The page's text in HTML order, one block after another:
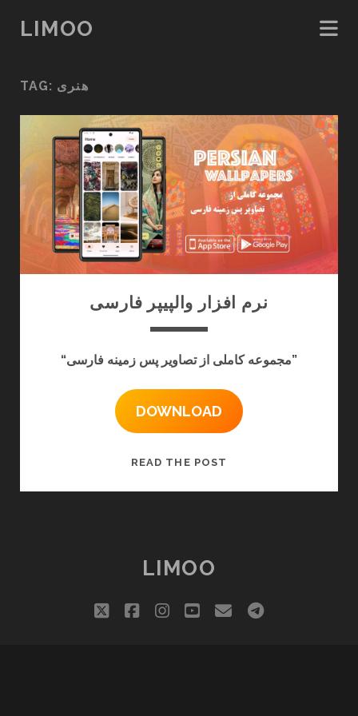
LIMOO
TAG: هنری
نرم افزار والپیپر فارسی
“مجموعه کاملی از تصاویر پس زمینه فارسی”
DOWNLOAD
READ THE POST
LIMOO
twitterfacebookinstagram
youtube
emailtelegram